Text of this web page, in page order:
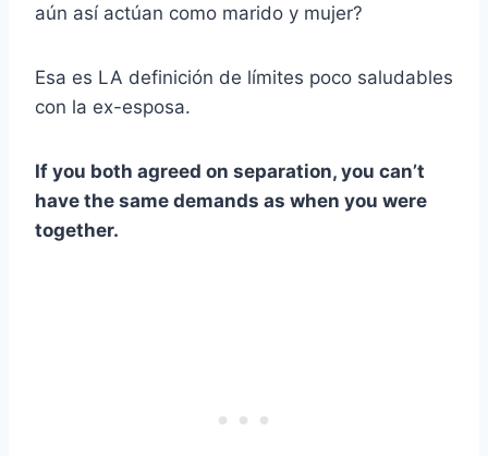
aún así actúan como marido y mujer?
Esa es LA definición de límites poco saludables
con la ex-esposa.
If you both agreed on separation, you can’t
have the same demands as when you were
together.